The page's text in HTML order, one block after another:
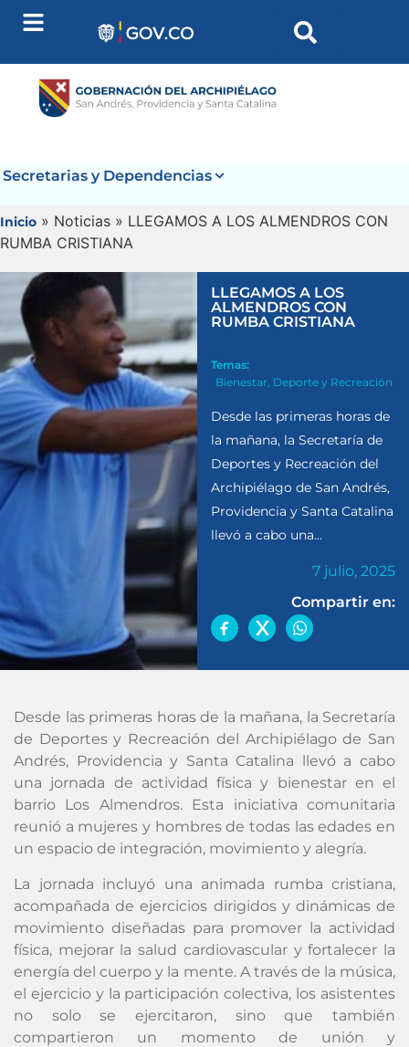
Secretarias y Dependencias
Inicio » Noticias » LLEGAMOS A LOS ALMENDROS CON
RUMBA CRISTIANA
LLEGAMOS A LOS
ALMENDROS CON
RUMBA CRISTIANA
Temas:
Bienestar, Deporte y Recreación
Desde las primeras horas de
la mañana, la Secretaría de
Deportes y Recreación del
Archipiélago de San Andrés,
Providencia y Santa Catalina
llevó a cabo una...
7 julio, 2025
Compartir en:
Desde las primeras horas de la mañana, la Secretaría
de Deportes y Recreación del Archipiélago de San
Andrés, Providencia y Santa Catalina llevó a cabo
una jornada de actividad física y bienestar en el
barrio Los Almendros. Esta iniciativa comunitaria
reunió a mujeres y hombres de todas las edades en
un espacio de integración, movimiento y alegría.
La jornada incluyó una animada rumba cristiana,
acompañada de ejercicios dirigidos y dinámicas de
movimiento diseñadas para promover la actividad
física, mejorar la salud cardiovascular y fortalecer la
energía del cuerpo y la mente. A través de la música,
el ejercicio y la participación colectiva, los asistentes
no solo se ejercitaron, sino que también
compartieron un momento de unión y